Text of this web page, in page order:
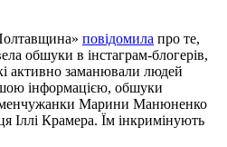
повідомила про те,
обшуки в інстаграм-блогерів,
активно заманювали людей
інформацією, обшуки
Марини Манюненко
Іллі Крамера. Їм інкримінують